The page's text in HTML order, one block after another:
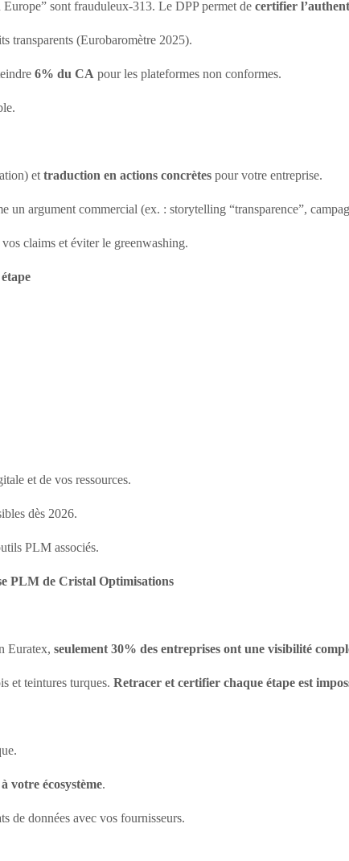
sont frauduleux-313. Le DPP permet de certifier
transparents (Eurobaromètre 2025).
6% du CA pour les plateformes non conformes.
et traduction en actions concrètes pour votre entreprise.
un argument commercial (ex. : storytelling “transparence”,
claims et éviter le greenwashing.
et de vos ressources.
dès 2026.
PLM associés.
PLM de Cristal Optimisations
Euratex, seulement 30% des entreprises ont une visibilité
et teintures turques. Retracer et certifier chaque étape est
votre écosystème.
de données avec vos fournisseurs.